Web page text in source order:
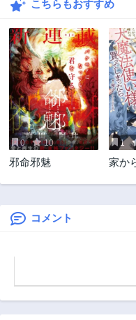
第35.2話
第34.3話
3ヶ月前
第34.1話
3ヶ月前
第33.2話
3ヶ月前
第32.4話
3ヶ月前
第32.2話
第31.2話
こちらもおすすめ
0 10
邪命邪魅
1
家か
様を
コメント